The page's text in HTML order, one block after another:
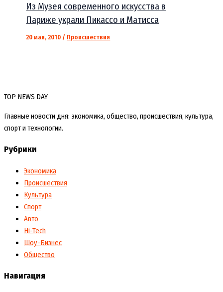
Из Музея современного искусства в
Париже украли Пикассо и Матисса
20 мая, 2010 / Происшествия
TOP NEWS DAY
Главные новости дня: экономика, общество, происшествия, культура,
спорт и технологии.
Рубрики
Экономика
Происшествия
Культура
Спорт
Авто
Hi-Tech
Шоу-Бизнес
Общество
Навигация